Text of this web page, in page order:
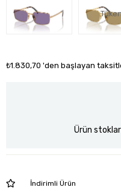
₺1.830,70 'den başlayan
Ürün
İndirimli Ürün